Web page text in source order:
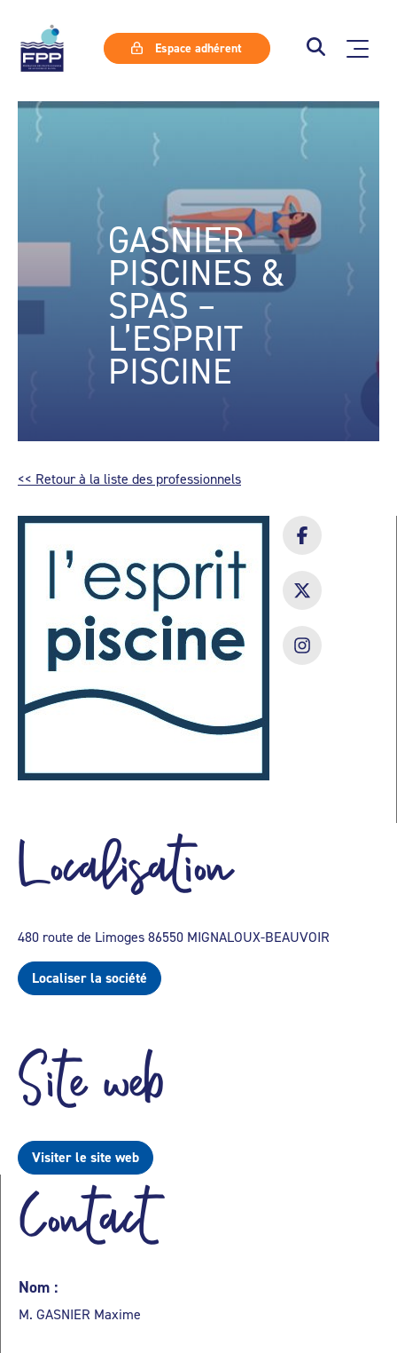
Espace adhérent
GASNIER
PISCINES &
SPAS –
L’ESPRIT
PISCINE
<< Retour à la liste des professionnels
Localisation
480 route de Limoges 86550 MIGNALOUX-BEAUVOIR
Localiser la société
Site web
Visiter le site web
Contact
Nom :
M. GASNIER Maxime